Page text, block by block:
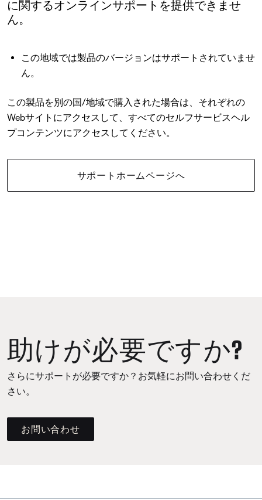
に関するオンラインサポートを提供できませ
ん。
この地域では製品のバージョンはサポートされていませ
ん。
この製品を別の国/地域で購入された場合は、それぞれの
Webサイトにアクセスして、すべてのセルフサービスヘル
プコンテンツにアクセスしてください。
サポートホームページへ
助けが必要ですか?
さらにサポートが必要ですか？お気軽にお問い合わせくだ
さい。
お問い合わせ